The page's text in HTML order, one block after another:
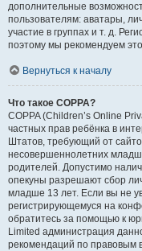
дополнительные
пользователям: аватары,
участие в группах и т. д.
поэтому мы рекомендуем
Вернуться к началу
Что такое COPPA?
COPPA (Children’s Online
частных прав ребёнка в
Штатов, требующий от
несовершеннолетних
родителей. Допустимо
опекуны разрешают сбор
младше 13 лет. Если вы не
регистрирующемуся на
обратитесь за помощью к
Limited администрация
рекомендаций по правовым